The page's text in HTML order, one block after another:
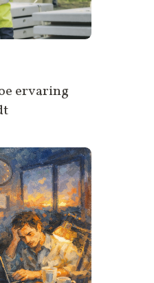
ervaring